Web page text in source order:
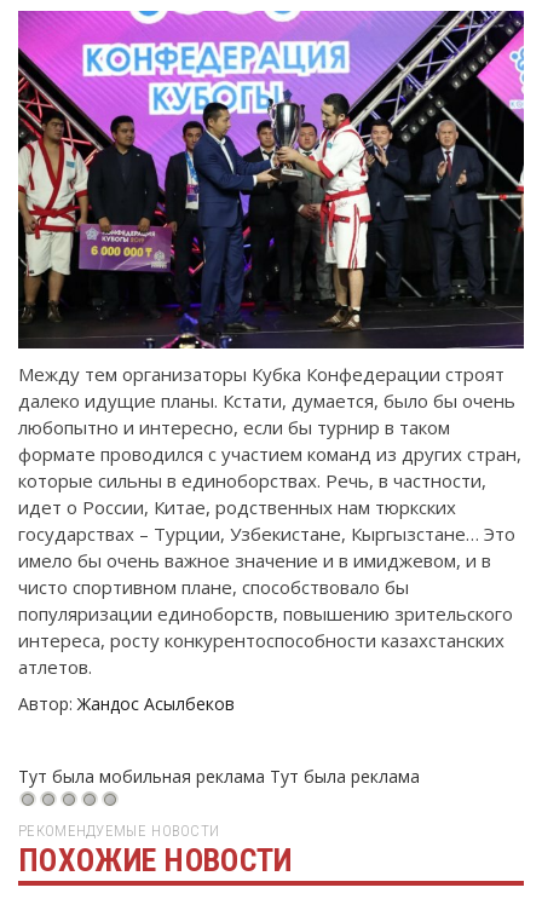
Между тем организаторы Кубка Конфедерации строят
далеко идущие планы. Кстати, думается, было бы очень
любопытно и интересно, если бы турнир в таком
формате проводился с участием команд из других стран,
которые сильны в единоборствах. Речь, в частности,
идет о России, Китае, родственных нам тюркских
государствах – Турции, Узбекистане, Кыргызстане… Это
имело бы очень важное значение и в имиджевом, и в
чисто спортивном плане, способствовало бы
популяризации единоборств, повышению зрительского
интереса, росту конкурентоспособности казахстанских
атлетов.
Автор: Жандос Асылбеков
Тут была мобильная реклама Тут была реклама
РЕКОМЕНДУЕМЫЕ НОВОСТИ
ПОХОЖИЕ НОВОСТИ